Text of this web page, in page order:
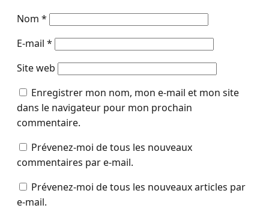
Nom *
E-mail *
Site web
Enregistrer mon nom, mon e-mail et mon site
dans le navigateur pour mon prochain
commentaire.
Prévenez-moi de tous les nouveaux
commentaires par e-mail.
Prévenez-moi de tous les nouveaux articles par
e-mail.